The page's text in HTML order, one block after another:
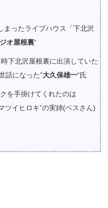
まったライブハウス「下北沢
オ屋根裏“
下北沢屋根裏に出演していた
話になった”大久保雄一“氏
を手掛けてくれたのは
ツイヒロキ”の実姉(ベスさん)